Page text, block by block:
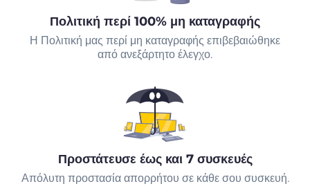
Πολιτική περί 100% μη καταγραφής
Η Πολιτική μας περί μη καταγραφής επιβεβαιώθηκε
από ανεξάρτητο έλεγχο.
Προστάτευσε έως και 7 συσκευές
Απόλυτη προστασία απορρήτου σε κάθε σου συσκευή.